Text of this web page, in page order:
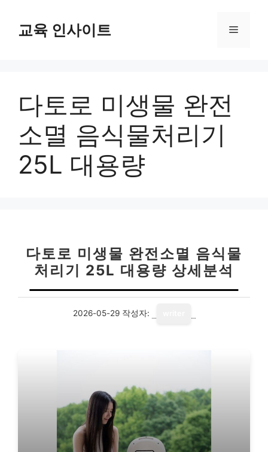
교육 인사이트 메
다토로 미생물 완전
소멸 음식물처리기
25L 대용량
다토로 미생물 완전소멸 음식물
처리기 25L 대용량 상세분석
2026-05-29 작성자: